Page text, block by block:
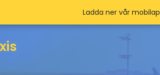
Ladda ner vår